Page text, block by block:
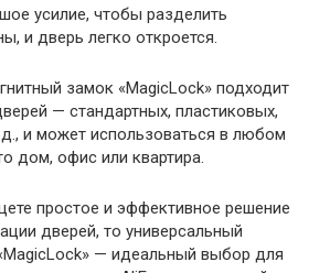
усилие, чтобы разделить
и дверь легко откроется.
замок «MagicLock» подходит
— стандартных, пластиковых,
и может использоваться в любом
дом, офис или квартира.
простое и эффективное решение
дверей, то универсальный
— идеальный выбор для